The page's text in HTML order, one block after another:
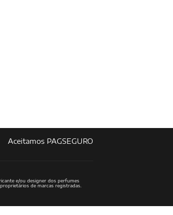
Aceitamos PAGSEGURO
e/ou designer dos perfumes
de marcas registradas.